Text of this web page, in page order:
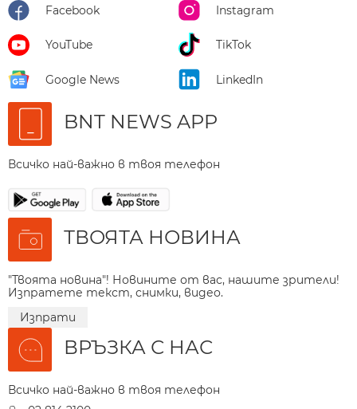
Facebook Instagram
YouTube TikTok
Google News LinkedIn
BNT NEWS APP
Всичко най-важно в твоя телефон
ТВОЯТА НОВИНА
"Твоята новина"! Новините от вас, нашите зрители!
Изпратете текст, снимки, видео.
Изпрати
ВРЪЗКА С НАС
Всичко най-важно в твоя телефон